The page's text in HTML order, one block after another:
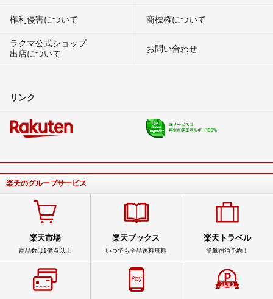
権利侵害について
商標権について
ラクマ公式ショップ
出店について
お問い合わせ
リンク
楽天のグループサービス
楽天市場
商品数は1億点以上
楽天ブックス
いつでも全品送料無料
楽天トラベル
簡単宿泊予約！